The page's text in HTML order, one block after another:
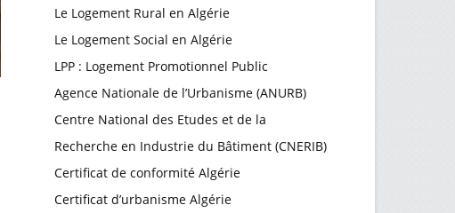
Le Logement Rural en Algérie
Le Logement Social en Algérie
LPP : Logement Promotionnel Public
Agence Nationale de l’Urbanisme (ANURB)
Centre National des Etudes et de la
Recherche en Industrie du Bâtiment (CNERIB)
Certificat de conformité Algérie
Certificat d’urbanisme Algérie